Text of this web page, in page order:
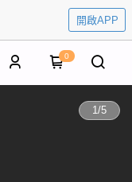
開啟APP
0
1/5